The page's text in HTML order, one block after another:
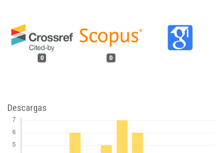
0 0
Descargas